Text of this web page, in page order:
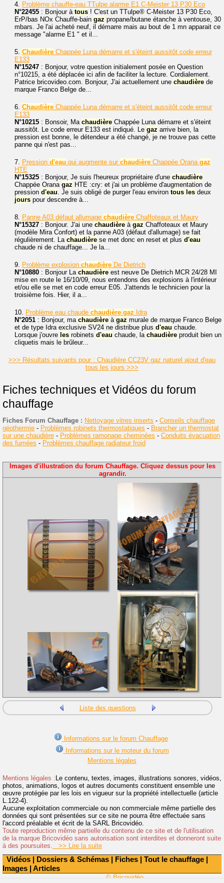
Vidéos | Dossiers & Schémas | Fiches | Tout le chauffage |
Images | Articles
4. Problème chauffe-eau TTulpe alarme E1 C-Meister 13 P30 Eco
N°22455 : Bonjour à tous ! C'est un TTulpe® C-Meister 13 P30 Eco,
ErP/bas NOx Chauffe-bain gaz propane/butane étanche à ventouse, 30
mbars. Je l'ai acheté neuf, il démarre mais au bout de 1 mn apparait ce
message "alarme E1 " et il...
5. Chaudière Chappée Luna démarre et s'éteint aussitôt code erreur
E133
N°15247 : Bonjour, votre question initialement posée en Question
n°10215, a été déplacée ici afin de faciliter la lecture. Cordialement.
Patrice bricovideo.com. Bonjour, J'ai actuellement une chaudière de
marque Franco Belge de...
6. Chaudière Chappée Luna démarre et s'éteint aussitôt code erreur
E133
N°10215 : Bonsoir, Ma chaudière Chappée Luna démarre et s'éteint
aussitôt. Le code erreur E133 est indiqué. Le gaz arrive bien, la
pression est bonne, le détendeur a été changé, je ne trouve pas cette
panne qui n'est pas...
7. Pression d'eau qui augmente sur chaudière Chappée Orana gaz
HTE
N°15325 : Bonjour, Je suis l'heureux propriétaire d'une chaudière
Chappée Orana gaz HTE :cry: et j'ai un problème d'augmentation de
pression d'eau. Je suis obligé de purger l'eau environ tous les deux
jours pour descendre à...
8. Panne A03 défaut allumage chaudière Chaffoteaux et Maury
N°15327 : Bonjour. J'ai une chaudière à gaz Chaffoteaux et Maury
(modèle Mira Confort) et la panne A03 (défaut d'allumage) se fait
régulièrement. La chaudière se met donc en reset et plus d'eau
chaude ni de chauffage... Je la...
9. Problème explosion chaudière De Dietrich
N°10880 : Bonjour La chaudière est neuve De Dietrich MCR 24/28 MI
mise en route le 16/10/09, nous entendons des explosions à l'intérieur
et/ou elle se met en code erreur E05. J'attends le technicien pour la
troisième fois. Hier, il a...
10. Problème eau chaude chaudière gaz Idra
N°2051 : Bonjour, ma chaudière à gaz murale de marque Franco Belge
et de type Idra exclusive SV24 ne distribue plus d'eau chaude.
Lorsque j'ouvre les robinets d'eau chaude, la chaudière produit bien un
cliquetis mais le brûleur...
>>> Résultats suivants pour : Chaudière CC23V gaz naturel ajout d'eau
tous les jours >>>
Fiches techniques et Vidéos du forum
chauffage
Fiches Forum Chauffage : Nettoyage vitres inserts - Conseils chauffage
géothermie - Problèmes robinets thermostatiques - Brancher un thermostat
sur une chaudière - Problèmes ramonage cheminées - Conduits évacuation
des fumées - Problèmes chauffage radiateur froid
Images d'illustration du forum Chauffage. Cliquez dessus pour les
agrandir.
Liste des questions
Informations sur le forum Chauffage
Informations sur le moteur du forum
Mentions légales
Mentions légales : Le contenu, textes, images, illustrations sonores, vidéos,
photos, animations, logos et autres documents constituent ensemble une
œuvre protégée par les lois en vigueur sur la propriété intellectuelle (article
L.122-4).
Aucune exploitation commerciale ou non commerciale même partielle des
données qui sont présentées sur ce site ne pourra être effectuée sans
l'accord préalable et écrit de la SARL Bricovidéo.
Toute reproduction même partielle du contenu de ce site et de l'utilisation
de la marque Bricovidéo sans autorisation sont interdites et donneront suite
à des poursuites. >> Lire la suite
© Bricovidéo